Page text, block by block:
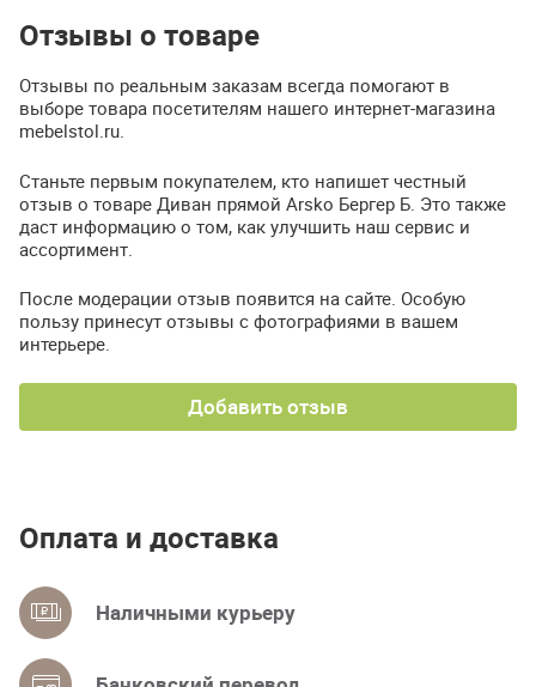
Отзывы о товаре
Отзывы по реальным заказам всегда помогают в
выборе товара посетителям нашего интернет-магазина
mebelstol.ru.
Станьте первым покупателем, кто напишет честный
отзыв о товаре Диван прямой Arsko Бергер Б. Это также
даст информацию о том, как улучшить наш сервис и
ассортимент.
После модерации отзыв появится на сайте. Особую
пользу принесут отзывы с фотографиями в вашем
интерьере.
Добавить отзыв
Оплата и доставка
Наличными курьеру